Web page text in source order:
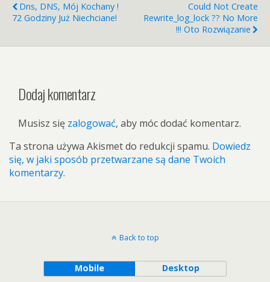
Dns, DNS, Mój Kochany !
72 Godziny Już Niechciane!
Could Not Create
Rewrite_log_lock ?? No More
!!! Oto Rozwiązanie
Dodaj komentarz
Musisz się zalogować, aby móc dodać komentarz.
Ta strona używa Akismet do redukcji spamu. Dowiedz
się, w jaki sposób przetwarzane są dane Twoich
komentarzy.
Back to top
Mobile Desktop